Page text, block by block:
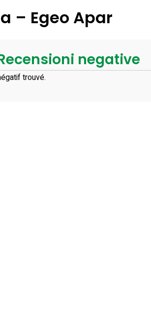
– Egeo Apar
negative
trouvé.